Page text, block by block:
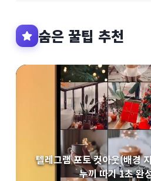
숨은 꿀팁 추천
텔레그램 포토 컷아웃(배경
누끼 따기 1초